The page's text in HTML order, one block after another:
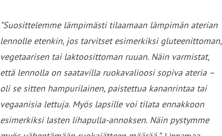
”Suosittelemme lämpimästi tilaamaan lämpimän aterian
lennolle etenkin, jos tarvitset esimerkiksi gluteenittoman,
vegetaarisen tai laktoosittoman ruuan. Näin varmistat,
että lennolla on saatavilla ruokavalioosi sopiva ateria –
oli se sitten hampurilainen, paistettua kananrintaa tai
vegaanisia lettuja. Myös lapsille voi tilata ennakkoon
esimerkiksi lasten lihapulla-annoksen. Näin pystymme